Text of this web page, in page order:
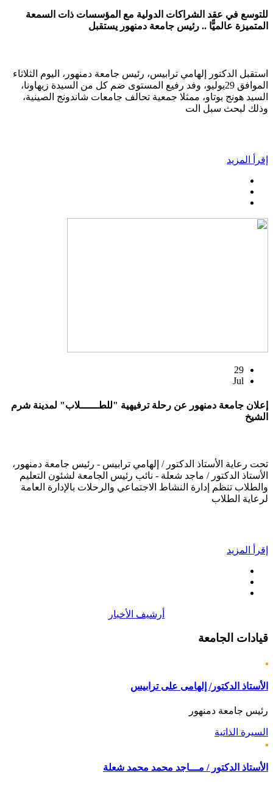
للتوسع في عقد الشراكات الدولية مع المؤسسات ذات السمعة
المتميزة عالميًّا .. رئيس جامعة دمنهور يستقبل
استقبل الدكتور إلهامي ترابيس، رئيس جامعة دمنهور، اليوم الثلاثاء
الموافق 29يوليو، وفد رفيع المستوى ضم كل من السيدة زيهاونا،
السيد هونج بوتاو، ممثلا جمعية تحالف جامعات شاندونج الصينية،
وذلك لبحث سبل الت
إقرأ المزيد
29
Jul
إعلان جامعة دمنهور عن رحلة ترفيهية "للطــــــلاب" لمدينة شرم
الشيخ
تحت رعاية الأستاذ الدكتور / إلهامي ترابيس - رئيس جامعة دمنهور،
الأستاذ الدكتور / ماجد شعلة - نائب رئيس الجامعة لشئون التعليم
والطلاب تنظم إدارة النشاط الاجتماعي والرحلات بالإدارة العامة
لرعاية الطلاب
إقرأ المزيد
أرشيف الأخبار
قيادات الجامعة
الأستاذ الدكتور/ إلهامى على ترابيس
رئيس جامعة دمنهور
السيرة الذاتية
الأستاذ الدكتور / مـــاجد محمد محمد شعلة